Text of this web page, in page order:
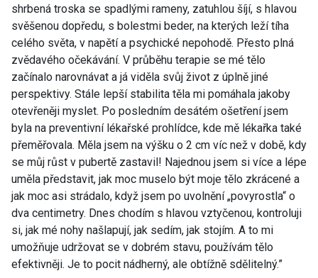
shrbená troska se spadlými rameny, zatuhlou šíjí, s hlavou
svěšenou dopředu, s bolestmi beder, na kterých leží tíha
celého světa, v napětí a psychické nepohodě. Přesto plná
zvědavého očekávání. V průběhu terapie se mé tělo
začínalo narovnávat a já viděla svůj život z úplně jiné
perspektivy. Stále lepší stabilita těla mi pomáhala jakoby
otevřeněji myslet. Po posledním desátém ošetření jsem
byla na preventivní lékařské prohlídce, kde mě lékařka také
přeměřovala. Měla jsem na výšku o 2 cm víc než v době, kdy
se můj růst v pubertě zastavil! Najednou jsem si více a lépe
uměla představit, jak moc muselo být moje tělo zkrácené a
jak moc asi strádalo, když jsem po uvolnění „povyrostla“ o
dva centimetry. Dnes chodím s hlavou vztyčenou, kontroluji
si, jak mé nohy našlapují, jak sedím, jak stojím. A to mi
umožňuje udržovat se v dobrém stavu, používám tělo
efektivněji. Je to pocit nádherný, ale obtížně sdělitelný.”